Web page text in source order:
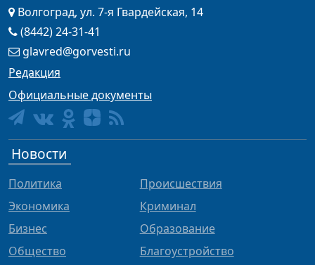
Волгоград, ул. 7-я Гвардейская, 14
(8442) 24-31-41
glavred@gorvesti.ru
Редакция
Официальные документы
Новости
Политика
Экономика
Бизнес
Общество
Происшествия
Криминал
Образование
Благоустройство